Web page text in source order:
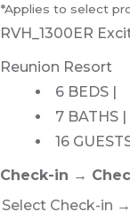
*Applies to select
RVH_1300ER
Reunion Resort
6 BEDS |
7 BATHS |
16
Check-in →